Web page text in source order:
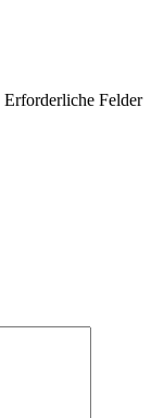
Erforderliche Felder